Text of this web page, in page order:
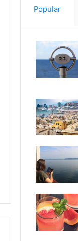
Popular